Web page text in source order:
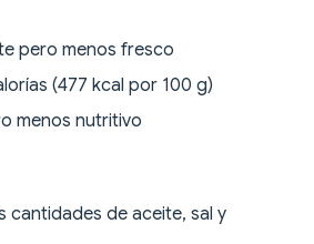
pero menos fresco
(477 kcal por 100 g)
menos nutritivo
cantidades de aceite, sal y